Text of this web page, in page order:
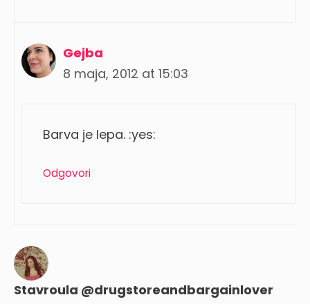
Gejba
8 maja, 2012 at 15:03
Barva je lepa. :yes:
Odgovori
Stavroula @drugstoreandbargainlover